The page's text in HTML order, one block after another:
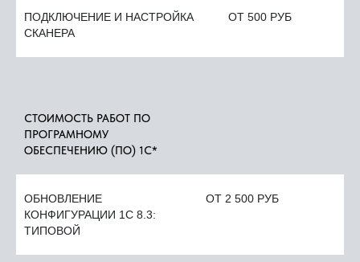
ПОДКЛЮЧЕНИЕ И НАСТРОЙКА
СКАНЕРА
ОТ 500 РУБ
СТОИМОСТЬ РАБОТ ПО
ПРОГРАМНОМУ
ОБЕСПЕЧЕНИЮ (ПО) 1С*
ОБНОВЛЕНИЕ
КОНФИГУРАЦИИ 1С 8.3:
ТИПОВОЙ
ОТ 2 500 РУБ